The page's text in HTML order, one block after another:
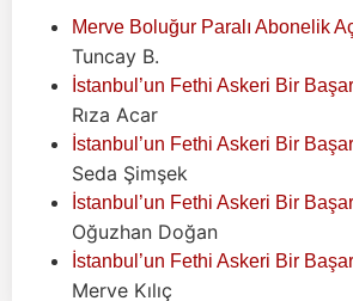
Merve Boluğur Paralı Abonelik
Tuncay B.
İstanbul’un Fethi Askeri Bir
Rıza Acar
İstanbul’un Fethi Askeri Bir
Seda Şimşek
İstanbul’un Fethi Askeri Bir
Oğuzhan Doğan
İstanbul’un Fethi Askeri Bir
Merve Kılıç